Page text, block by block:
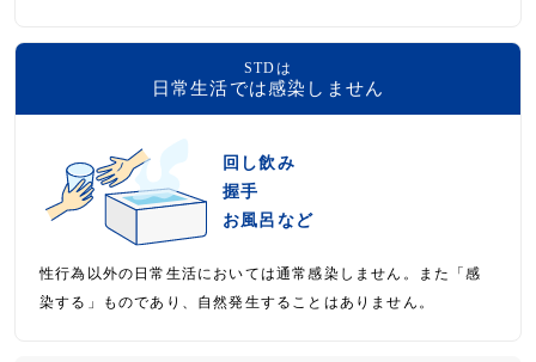
STDは
日常生活では感染しません
回し飲み
握手
お風呂など
性行為以外の日常生活においては通常感染しません。また「感
染する」ものであり、自然発生することはありません。